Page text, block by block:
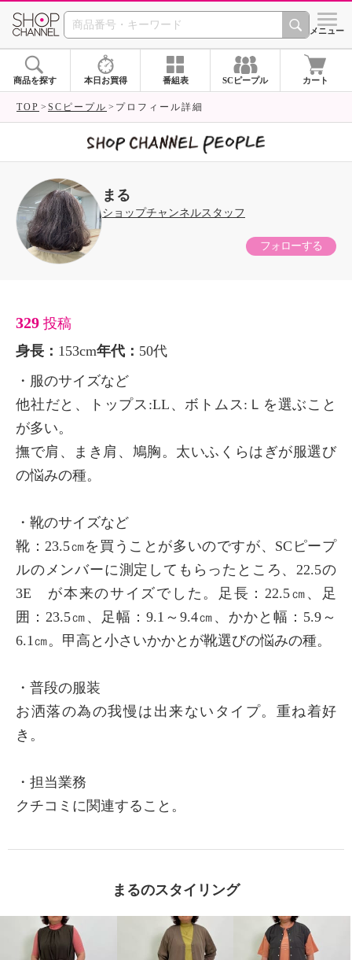
SHOP CHANNEL シメニュー
商品を探す 本日お買得 番組表 SCピープル カート
TOP SCピープル プロフィール詳細
まる
ショップチャンネルスタッフ
フォローする
329 投稿
身長： 153cm年代： 50代
・服のサイズなど
他社だと、トップス:LL、ボトムス:Ｌを選ぶこと
が多い。
撫で肩、まき肩、鳩胸。太いふくらはぎが服選び
の悩みの種。
・靴のサイズなど
靴：23.5㎝を買うことが多いのですが、SCピープ
ルのメンバーに測定してもらったところ、22.5の
3E が本来のサイズでした。足長：22.5㎝、足
囲：23.5㎝、足幅：9.1～9.4㎝、かかと幅：5.9～
6.1㎝。甲高と小さいかかとが靴選びの悩みの種。
・普段の服装
お洒落の為の我慢は出来ないタイプ。重ね着好
き。
・担当業務
クチコミに関連すること。
まるのスタイリング